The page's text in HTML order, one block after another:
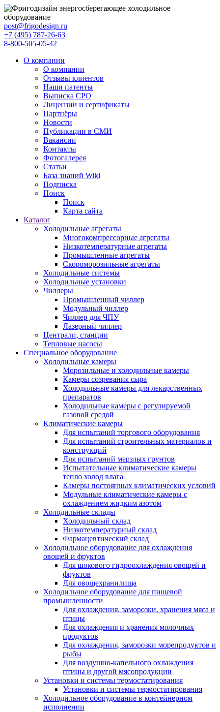
post@frigodesign.ru
+7 (495) 787-26-63
8-800-505-05-42
О компании
О компании
Отзывы клиентов
Наши патенты
Выписка СРО
Лицензии и сертификаты
Партнёры
Новости
Публикации в СМИ
Вакансии
Контакты
Фотогалерея
Статьи
База знаний Wiki
Подписка
Поиск
Поиск
Карта сайта
Каталог
Холодильные агрегаты
Многокомпрессорные агрегаты
Низкотемпературные агрегаты
Промышленные агрегаты
Скороморозильные агрегаты
Холодильные системы
Холодильные установки
Чиллеры
Промышленный чиллер
Модульный чиллер
Чиллер для ЧПУ
Лазерный чиллер
Централи, станции
Тепловые насосы
Специальное оборудование
Холодильные камеры
Морозильные и холодильные камеры
Камеры созревания сыра
Холодильные камеры для лекарственных
препаратов
Холодильные камеры с регулируемой
газовой средой
Климатические камеры
Для испытаний торгового оборудования
Для испытаний строительных материалов и
конструкций
Для испытаний мерзлых грунтов
Испытательные климатические камеры
тепло холод влага
Камеры постоянных климатических условий
Модульные климатические камеры с
охлаждением жидким азотом
Холодильные склады
Холодильный склад
Низкотемпературный склад
Фармацевтический склад
Холодильное оборудование для охлаждения
овощей и фруктов
Для шокового гидроохлаждения овощей и
фруктов
Для овощехранилища
Холодильное оборудование для пищевой
промышленности
Для охлаждения, заморозки, хранения мяса и
птицы
Для охлаждения и хранения молочных
продуктов
Для охлаждения, заморозки морепродуктов и
рыбы
Для воздушно-капельного охлаждения
птицы и другой мясопродукции
Установки и системы термостатирования
Установки и системы термостатирования
Холодильное оборудование в контейнерном
исполнении